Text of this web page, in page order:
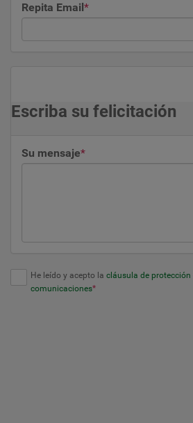
Repita Email*
Escriba su felicitación
Su mensaje*
He leído y acepto la cláusula de
comunicaciones*